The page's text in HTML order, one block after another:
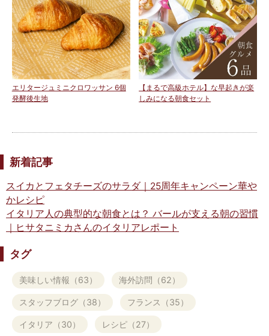
エリタージュミニクロワッサン 6個
発酵後生地
【まるで高級ホテル】な早起きが楽
しみになる朝食セット
新着記事
スイカとフェタチーズのサラダ｜25周年キャンペーン華や
かレシピ
イタリア人の典型的な朝食とは？ バールが支える朝の習慣
｜ヒサタニミカさんのイタリアレポート
タグ
美味しい情報（63） 海外訪問（62）
スタッフブログ（38） フランス（35）
イタリア（30） レシピ（27）